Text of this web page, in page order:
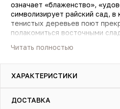
означает «блаженство»,
символизирует райский сад,
тенистых деревьев поют
полакомиться восточными
фруктов.
букете из жасмина, фиалки и
лукума и сладкой пудры.
Читать полностью
ХАРАКТЕРИСТИКИ
ДОСТАВКА